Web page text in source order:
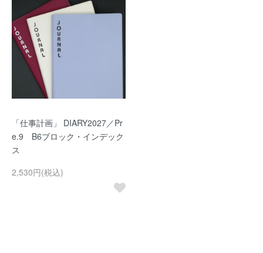
「仕事計画」 DIARY2027／Pr
e.9 B6ブロック・インデック
ス
2,530円(税込)